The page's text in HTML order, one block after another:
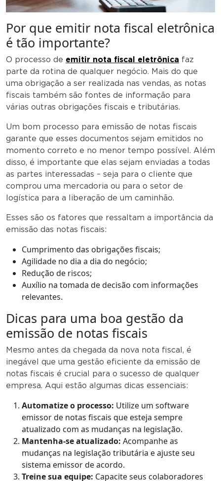
Por que emitir nota fiscal eletrônica
é tão importante?
O processo de emitir nota fiscal eletrônica faz
parte da rotina de qualquer negócio. Mais do que
uma obrigação a ser realizada nas vendas, as notas
fiscais também são fontes de informação para
várias outras obrigações fiscais e tributárias.
Um bom processo para emissão de notas fiscais
garante que esses documentos sejam emitidos no
momento correto e no menor tempo possível. Além
disso, é importante que elas sejam enviadas a todas
as partes interessadas – seja para o cliente que
comprou uma mercadoria ou para o setor de
logística para a liberação de um caminhão.
Esses são os fatores que ressaltam a importância da
emissão das notas fiscais:
Cumprimento das obrigações fiscais;
Agilidade no dia a dia do negócio;
Redução de riscos;
Auxílio na tomada de decisão com informações
relevantes.
Dicas para uma boa gestão da
emissão de notas fiscais
Mesmo antes da chegada da nova nota fiscal, é
inegável que uma gestão eficiente da emissão de
notas fiscais é crucial para o sucesso de qualquer
empresa. Aqui estão algumas dicas essenciais:
Automatize o processo: Utilize um software
emissor de notas fiscais que esteja sempre
atualizado com as mudanças na legislação.
Mantenha-se atualizado: Acompanhe as
mudanças na legislação tributária e ajuste seu
sistema emissor de acordo.
Treine sua equipe: Capacite seus colaboradores